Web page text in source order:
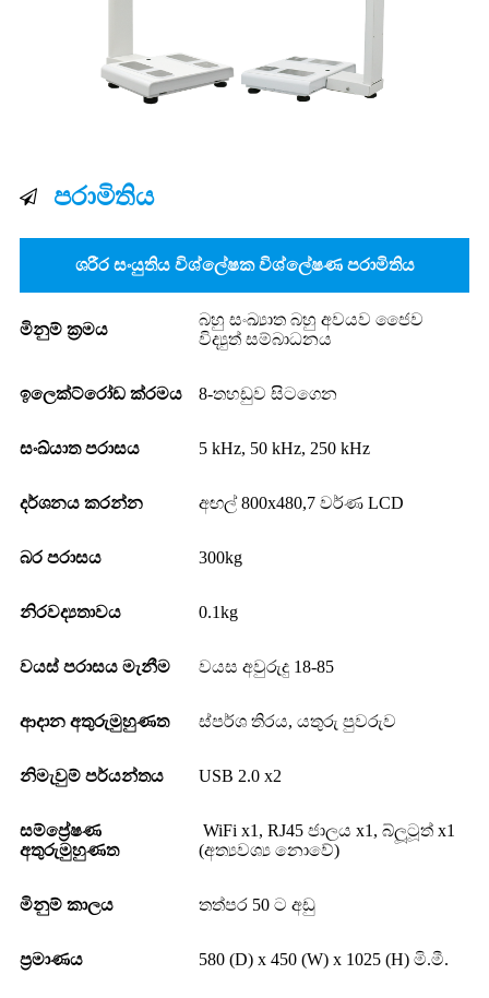
පරාමිතිය
ශරීර සංයුතිය විශ්ලේෂක විශ්ලේෂණ පරාමිතිය
මිනුම් ක්‍රමය
බහු සංඛ්‍යාත බහු අවයව ජෛව
විද්‍යුත් සම්බාධනය
ඉලෙක්ට්රෝඩ ක්රමය 8-තහඩුව සිටගෙන
සංඛ්යාත පරාසය 5 kHz, 50 kHz, 250 kHz
දර්ශනය කරන්න අඟල් 800x480,7 වර්ණ LCD
බර පරාසය 300kg
නිරවද්‍යතාවය 0.1kg
වයස් පරාසය මැනීම වයස අවුරුදු 18-85
ආදාන අතුරුමුහුණත ස්පර්ශ තිරය, යතුරු පුවරුව
නිමැවුම් පර්යන්තය USB 2.0 x2
සම්ප්‍රේෂණ
අතුරුමුහුණත
WiFi x1, RJ45 ජාලය x1, බ්ලූටූත් x1
(අත්‍යවශ්‍ය නොවේ)
මිනුම් කාලය තත්පර 50 ට අඩු
ප්‍රමාණය 580 (D) x 450 (W) x 1025 (H) මි.මී.